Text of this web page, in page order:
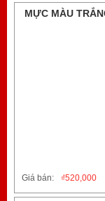
MỰC MÀU
Giá bán: 520,000
₫